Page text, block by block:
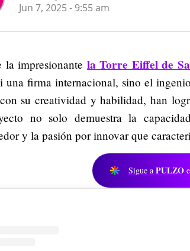
Jun 7, 2025 - 9:55 am
la impresionante la Torre Eiffel de
una firma internacional, sino el
su creatividad y habilidad, han
no solo demuestra la
y la pasión por innovar que
Sigue a PULZO